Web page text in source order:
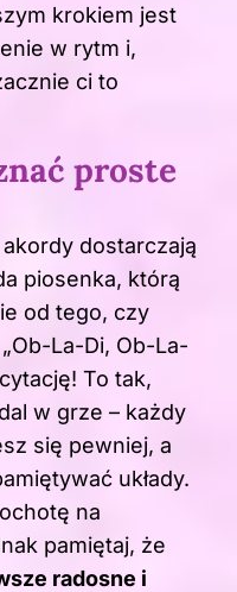
krokiem jest
w rytm i,
ci to
proste
dostarczają
piosenka, którą
od tego, czy
La-Di, Ob-La-
To tak,
w grze – każdy
się pewniej, a
układy.
na
pamiętaj, że
radosne i